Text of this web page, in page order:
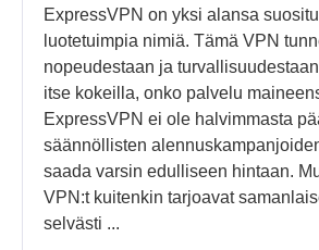
ExpressVPN on yksi alansa
luotetuimpia nimiä. Tämä VPN
nopeudestaan ja
itse kokeilla, onko palvelu
ExpressVPN ei ole halvimmasta
säännöllisten
saada varsin edulliseen hintaan.
VPN:t kuitenkin tarjoavat
selvästi ...